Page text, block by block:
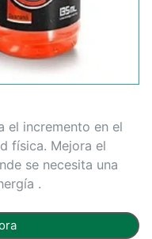
el incremento en el
física. Mejora el
se necesita una
.